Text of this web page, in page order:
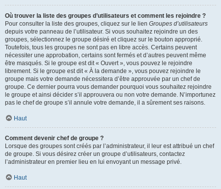
Où trouver la liste des groupes d’utilisateurs et comment les rejoindre ?
Pour consulter la liste des groupes, cliquez sur le lien Groupes d’utilisateurs
depuis votre panneau de l’utilisateur. Si vous souhaitez rejoindre un des
groupes, sélectionnez le groupe désiré et cliquez sur le bouton approprié.
Toutefois, tous les groupes ne sont pas en libre accès. Certains peuvent
nécessiter une approbation, certains sont fermés et d’autres peuvent même
être masqués. Si le groupe est dit « Ouvert », vous pouvez le rejoindre
librement. Si le groupe est dit « À la demande », vous pouvez rejoindre le
groupe mais votre demande nécessitera d’être approuvée par un chef de
groupe. Ce dernier pourra vous demander pourquoi vous souhaitez rejoindre
le groupe et ainsi décider s’il approuvera ou non votre demande. N’importunez
pas le chef de groupe s’il annule votre demande, il a sûrement ses raisons.
Haut
Comment devenir chef de groupe ?
Lorsque des groupes sont créés par l’administrateur, il leur est attribué un chef
de groupe. Si vous désirez créer un groupe d’utilisateurs, contactez
l’administrateur en premier lieu en lui envoyant un message privé.
Haut